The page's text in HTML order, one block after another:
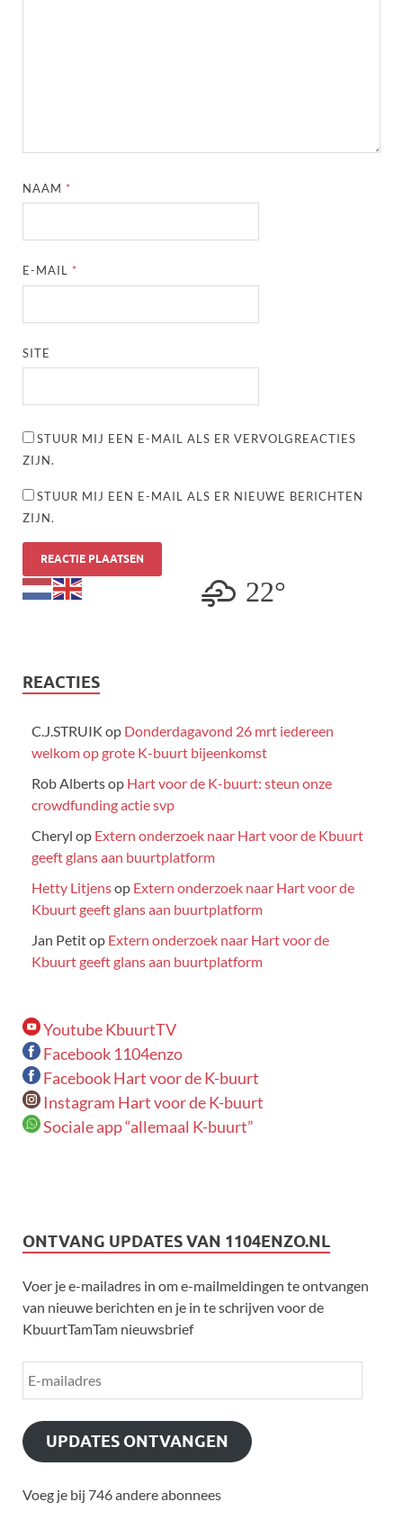
NAAM *
E-MAIL *
SITE
STUUR MIJ EEN E-MAIL ALS ER VERVOLGREACTIES
ZIJN.
STUUR MIJ EEN E-MAIL ALS ER NIEUWE BERICHTEN
ZIJN.
22°
REACTIES
C.J.STRUIK op Donderdagavond 26 mrt iedereen
welkom op grote K-buurt bijeenkomst
Rob Albertsop Hart voor de K-buurt: steun onze
crowdfunding actie svp
Cheryl op Extern onderzoek naar Hart voor de Kbuurt
geeft glans aan buurtplatform
Hetty Litjensop Extern onderzoek naar Hart voor de
Kbuurt geeft glans aan buurtplatform
Jan Petitop Extern onderzoek naar Hart voor de
Kbuurt geeft glans aan buurtplatform
Youtube KbuurtTV
Facebook 1104enzo
Facebook Hart voor de K-buurt
Instagram Hart voor de K-buurt
Sociale app “allemaal K-buurt”
ONTVANG UPDATES VAN 1104ENZO.NL
Voer je e-mailadres in om e-mailmeldingen te ontvangen
van nieuwe berichten en je in te schrijven voor de
KbuurtTamTam nieuwsbrief
UPDATES ONTVANGEN
Voeg je bij 746 andere abonnees